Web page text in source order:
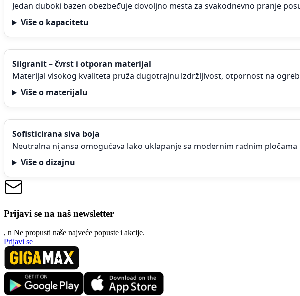
Jedan duboki bazen obezbeđuje dovoljno mesta za svakodnevno pranje
Više o kapacitetu
Silgranit – čvrst i otporan materijal
Materijal visokog kvaliteta pruža dugotrajnu izdržljivost, otpornost na
Više o materijalu
Sofisticirana siva boja
Neutralna nijansa omogućava lako uklapanje sa modernim radnim
Više o dizajnu
Prijavi se na naš newsletter
, n Ne propusti naše najveće popuste i akcije.
Prijavi se